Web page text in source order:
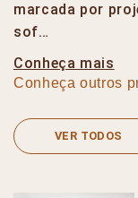
marcada por
sof…
Conheça mais
Conheça outros
VER TODOS